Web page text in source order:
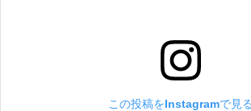
この投稿をInstagramで見る